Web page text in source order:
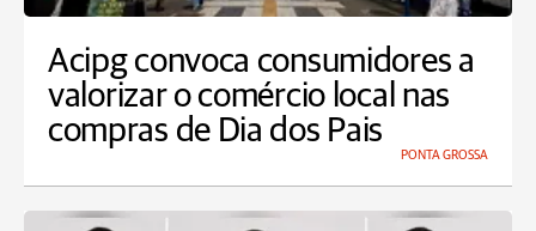
Acipg convoca consumidores a
valorizar o comércio local nas
compras de Dia dos Pais
PONTA GROSSA